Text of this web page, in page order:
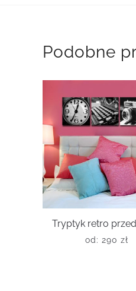
Podobne
Tryptyk retro
od: 290 zł